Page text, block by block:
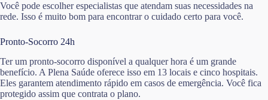
Você pode escolher especialistas que atendam suas necessidades na
rede. Isso é muito bom para encontrar o cuidado certo para você.
Pronto-Socorro 24h
Ter um pronto-socorro disponível a qualquer hora é um grande
benefício. A Plena Saúde oferece isso em 13 locais e cinco hospitais.
Eles garantem atendimento rápido em casos de emergência. Você fica
protegido assim que contrata o plano.